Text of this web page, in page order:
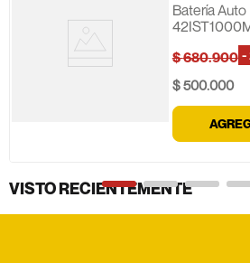
Batería
$680.900
$500.000
-
VISTO RECIENTEMENTE